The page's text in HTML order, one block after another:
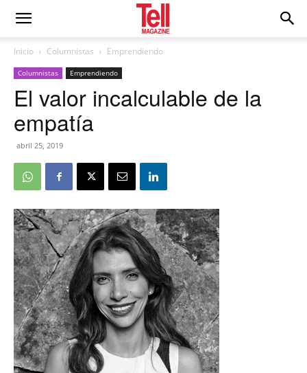
Inicio Columnistas Emprendiendo
Columnistas Emprendiendo
El valor incalculable de la
empatía
abril 25, 2019